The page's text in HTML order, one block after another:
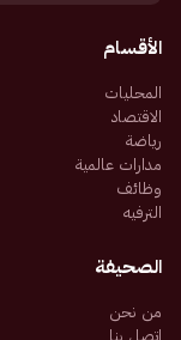
الأقسام
المحليات
الاقتصاد
رياضة
مدارات عالمية
وظائف
الترفيه
الصحيفة
من نحن
اتصل بنا